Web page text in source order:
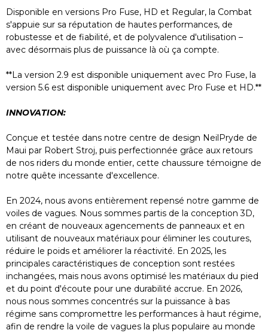
Disponible en versions Pro Fuse, HD et Regular, la Combat
s'appuie sur sa réputation de hautes performances, de
robustesse et de fiabilité, et de polyvalence d'utilisation –
avec désormais plus de puissance là où ça compte.
**La version 2.9 est disponible uniquement avec Pro Fuse, la
version 5.6 est disponible uniquement avec Pro Fuse et HD.**
INNOVATION:
Conçue et testée dans notre centre de design NeilPryde de
Maui par Robert Stroj, puis perfectionnée grâce aux retours
de nos riders du monde entier, cette chaussure témoigne de
notre quête incessante d'excellence.
En 2024, nous avons entièrement repensé notre gamme de
voiles de vagues. Nous sommes partis de la conception 3D,
en créant de nouveaux agencements de panneaux et en
utilisant de nouveaux matériaux pour éliminer les coutures,
réduire le poids et améliorer la réactivité. En 2025, les
principales caractéristiques de conception sont restées
inchangées, mais nous avons optimisé les matériaux du pied
et du point d'écoute pour une durabilité accrue. En 2026,
nous nous sommes concentrés sur la puissance à bas
régime sans compromettre les performances à haut régime,
afin de rendre la voile de vagues la plus populaire au monde